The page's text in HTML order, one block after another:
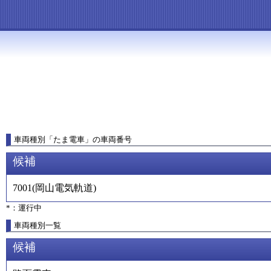
車両種別 「 たま電車 」 の車両番号
候補
7001(岡山電気軌道)
*：運行中
車両種別一覧
候補